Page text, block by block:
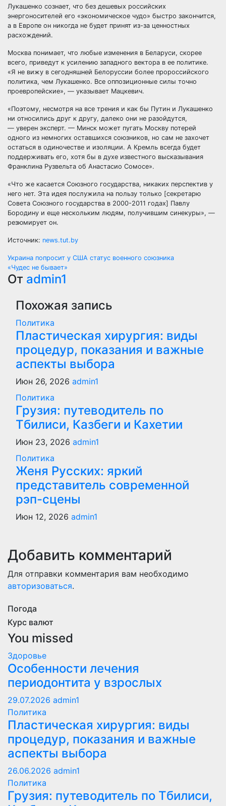
Лукашенко сознает, что без дешевых российских
энергоносителей его «экономическое чудо» быстро закончится,
а в Европе он никогда не будет принят из-за ценностных
расхождений.
Москва понимает, что любые изменения в Беларуси, скорее
всего, приведут к усилению западного вектора в ее политике.
«Я не вижу в сегодняшней Белоруссии более пророссийского
политика, чем Лукашенко. Все оппозиционные силы точно
проевропейские», — указывает Мацкевич.
«Поэтому, несмотря на все трения и как бы Путин и Лукашенко
ни относились друг к другу, далеко они не разойдутся,
— уверен эксперт. — Минск может пугать Москву потерей
одного из немногих оставшихся союзников, но сам не захочет
остаться в одиночестве и изоляции. А Кремль всегда будет
поддерживать его, хотя бы в духе известного высказывания
Франклина Рузвельта об Анастасио Сомосе».
«Что же касается Союзного государства, никаких перспектив у
него нет. Эта идея послужила на пользу только [секретарю
Совета Союзного государства в 2000-2011 годах] Павлу
Бородину и еще нескольким людям, получившим синекуры», —
резюмирует он.
Источник: news.tut.by
Навигация
по
записям
Украина попросит у США статус военного союзника
«Чудес не бывает»
От admin1
Похожая запись
Политика
Пластическая хирургия: виды
процедур, показания и важные
аспекты выбора
Июн 26, 2026 admin1
Политика
Грузия: путеводитель по
Тбилиси, Казбеги и Кахетии
Июн 23, 2026 admin1
Политика
Женя Русских: яркий
представитель современной
рэп-сцены
Июн 12, 2026 admin1
Добавить комментарий
Для отправки комментария вам необходимо
авторизоваться.
Погода
Курс валют
You missed
Здоровье
Особенности лечения
периодонтита у взрослых
29.07.2026 admin1
Политика
Пластическая хирургия: виды
процедур, показания и важные
аспекты выбора
26.06.2026 admin1
Политика
Грузия: путеводитель по Тбилиси,